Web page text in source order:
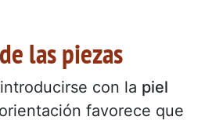
las piezas
con la piel
favorece que